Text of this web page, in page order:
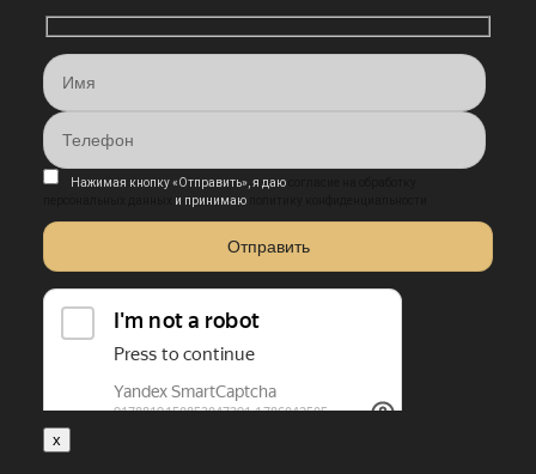
Нажимая кнопку «Отправить», я даю
и принимаю
x